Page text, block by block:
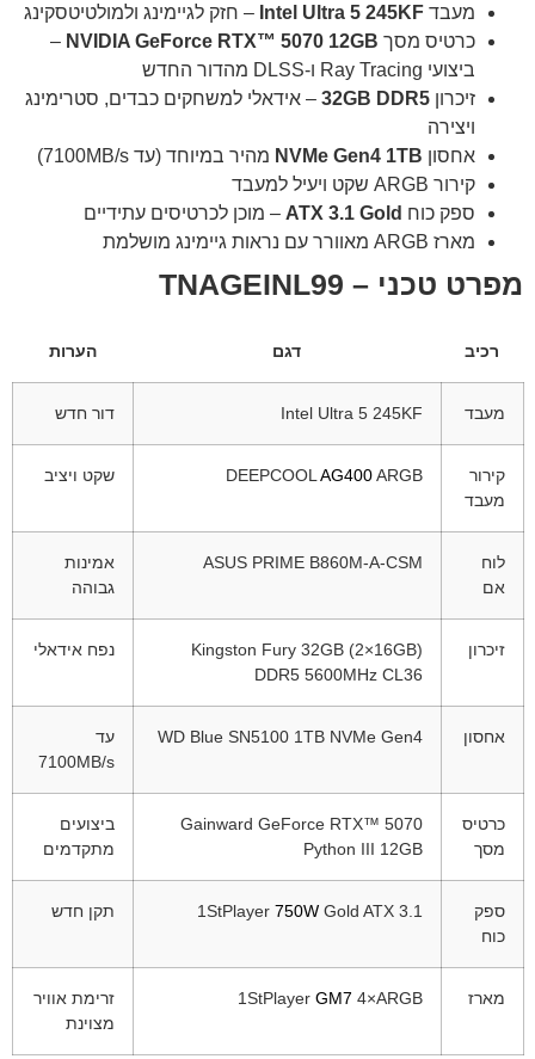
מעבד
Intel Ultra 5 245KF
– חזק לגיימינג ולמולטיטסקינג
כרטיס מסך
NVIDIA GeForce RTX™ 5070 12GB
–
ביצועי Ray Tracing ו-DLSS מהדור החדש
זיכרון 32GB DDR5 – אידאלי למשחקים כבדים, סטרימינג
ויצירה
אחסון NVMe Gen4 1TB מהיר במיוחד (עד 7100MB/s)
קירור ARGB שקט ויעיל למעבד
ספק כוח ATX 3.1 Gold – מוכן לכרטיסים עתידיים
מארז ARGB מאוורר עם נראות גיימינג מושלמת
מפרט טכני – TNAGEINL99
רכיב דגם הערות
מעבד Intel Ultra 5 245KF דור חדש
קירור
מעבד
DEEPCOOL AG400ARGB שקט ויציב
לוח
אם
ASUS PRIME B860M-A-CSM
אמינות
גבוהה
זיכרון
Kingston Fury 32GB (2×16GB)
DDR5 5600MHz CL36
נפח אידאלי
אחסון WD Blue SN5100 1TB NVMe Gen4
עד
7100MB/s
כרטיס
מסך
Gainward GeForce RTX™ 5070
Python III 12GB
ביצועים
מתקדמים
ספק
כוח
1StPlayer 750W Gold ATX 3.1 תקן חדש
מארז 1StPlayer GM7 4×ARGB
זרימת אוויר
מצוינת